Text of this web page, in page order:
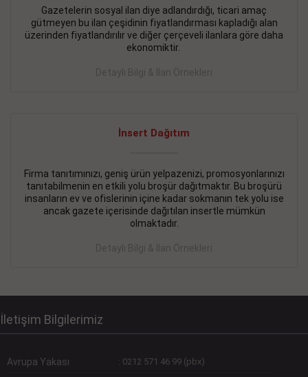
Gazetelerin sosyal ilan diye adlandırdığı, ticari amaç
gütmeyen bu ilan çeşidinin fiyatlandırması kapladığı alan
üzerinden fiyatlandırılır ve diğer çerçeveli ilanlara göre daha
ekonomiktir.
Detaylı Bilgi & İlan Örnekleri
İnsert Dağıtım
Firma tanıtımınızı, geniş ürün yelpazenizi, promosyonlarınızı
tanıtabilmenin en etkili yolu broşür dağıtmaktır. Bu broşürü
insanların ev ve ofislerinin içine kadar sokmanın tek yolu ise
ancak gazete içerisinde dağıtılan insertle mümkün
olmaktadır.
Detaylı Bilgi & İlan Örnekleri
İletişim Bilgilerimiz
Avrupa Yakası : 0212 571 46 99 (pbx)
İŞYERİ KİRALIK İlanı - 11.09.2018
BEYLİKDÜZÜ Kavaklıda 4 katlı bina
DEVREMÜLK KİRALIK İlanı- 11.09.2018
SİNYE Tekstile Şoförlüğü olan 35 yaşını aşmamış, Depo
elemanı alınacaktır. Osmanbey, Şişli
Devamını Gör